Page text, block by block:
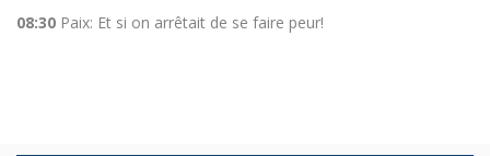
08:30 Paix: Et si on arrêtait de se faire peur!